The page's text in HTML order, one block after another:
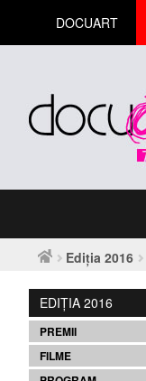
DOCUART
Ediția 2016
EDIȚIA 2016
PREMII
FILME